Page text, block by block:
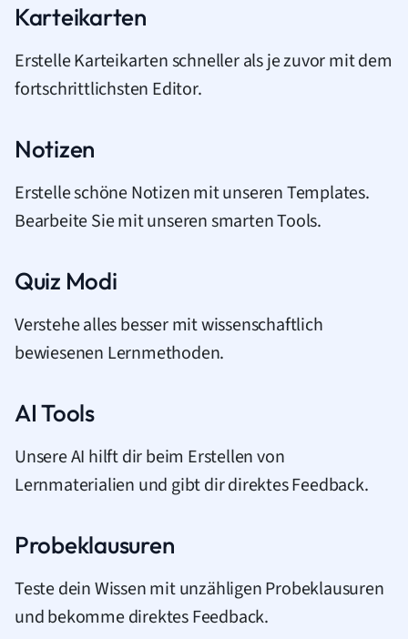
Karteikarten
Erstelle Karteikarten schneller als je zuvor mit dem
fortschrittlichsten Editor.
Notizen
Erstelle schöne Notizen mit unseren Templates.
Bearbeite Sie mit unseren smarten Tools.
Quiz Modi
Verstehe alles besser mit wissenschaftlich
bewiesenen Lernmethoden.
AI Tools
Unsere AI hilft dir beim Erstellen von
Lernmaterialien und gibt dir direktes Feedback.
Probeklausuren
Teste dein Wissen mit unzähligen Probeklausuren
und bekomme direktes Feedback.